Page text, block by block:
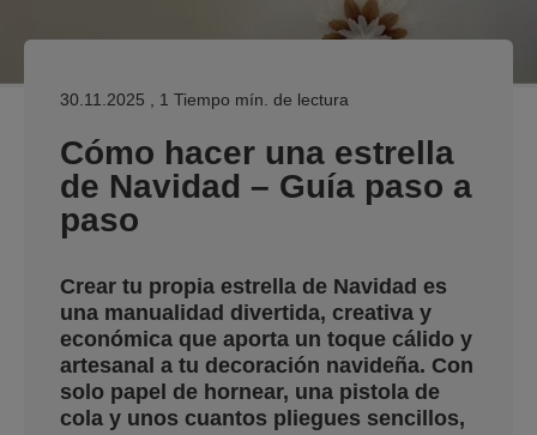
30.11.2025 , 1 Tiempo mín. de lectura
Cómo hacer una estrella
de Navidad – Guía paso a
paso
Crear tu propia estrella de Navidad es
una manualidad divertida, creativa y
económica que aporta un toque cálido y
artesanal a tu decoración navideña. Con
solo papel de hornear, una pistola de
cola y unos cuantos pliegues sencillos,